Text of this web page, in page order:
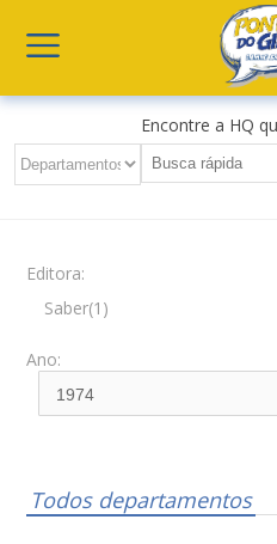
Encontre a HQ
Editora:
Saber(1)
Ano:
Todos departamentos